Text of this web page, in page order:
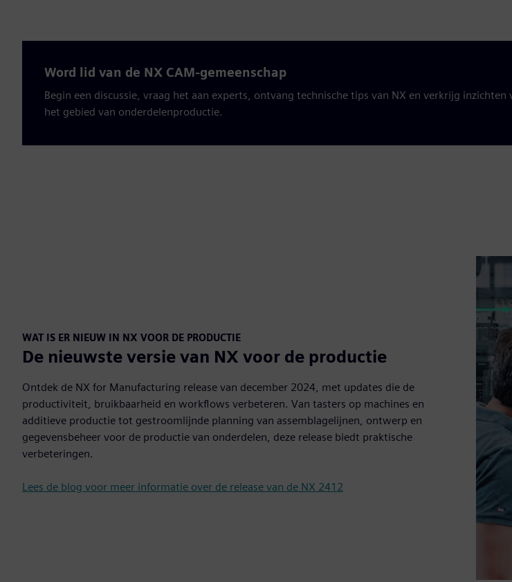
Word lid van de NX CAM-gemeenschap
Begin een discussie, vraag het aan experts, ontvang technische tips van NX en verkrijg
het gebied van onderdelenproductie.
WAT IS ER NIEUW IN NX VOOR DE PRODUCTIE
De nieuwste versie van NX voor de productie
Ontdek de NX for Manufacturing release van december 2024, met updates die de
productiviteit, bruikbaarheid en workflows verbeteren. Van tasters op machines en
additieve productie tot gestroomlijnde planning van assemblagelijnen, ontwerp en
gegevensbeheer voor de productie van onderdelen, deze release biedt praktische
verbeteringen.
Lees de blog voor meer informatie over de release van de NX 2412